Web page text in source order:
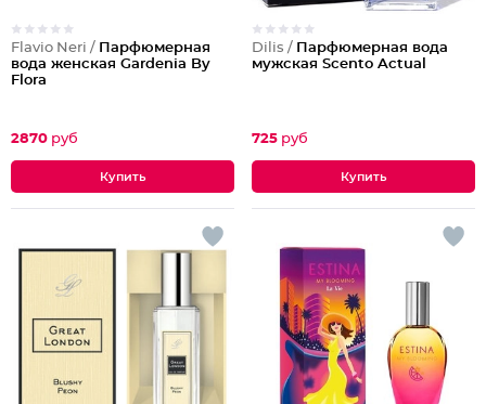
Flavio Neri / Парфюмерная
вода женская Gardenia By
Flora
2870 руб
Dilis / Парфюмерная вода
мужская Scento Actual
725 руб